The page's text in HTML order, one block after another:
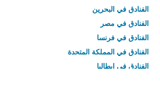
الفنادق في البحرين
الفنادق في مصر
الفنادق في فرنسا
الفنادق في المملكة المتحدة
الفنادق في إيطاليا